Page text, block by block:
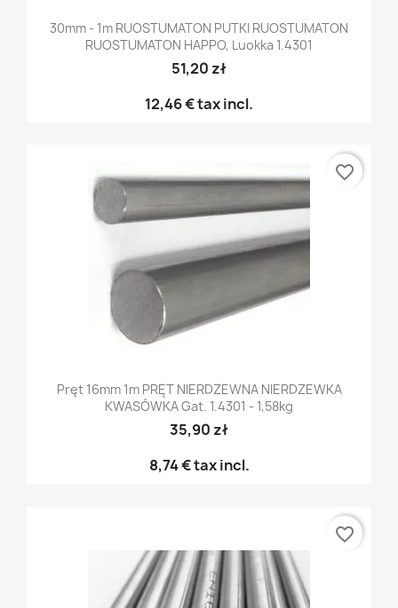
30mm - 1m RUOSTUMATON PUTKI RUOSTUMATON
RUOSTUMATON HAPPO, Luokka 1.4301
51,20 zł
12,46 €tax incl.
Pręt 16mm 1m PRĘT NIERDZEWNA NIERDZEWKA
KWASÓWKA Gat. 1.4301 - 1,58kg
35,90 zł
8,74 €tax incl.
favorite_border
favorite_border